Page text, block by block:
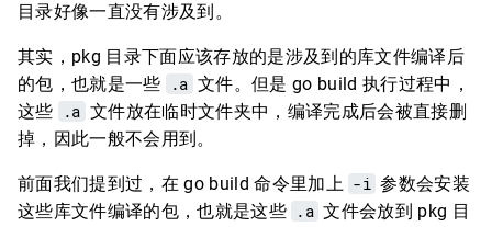
目录好像一直没有涉及到。
其实，pkg 目录下面应该存放的是涉及到的库文件编译后
的包，也就是一些
.a 文件。但是 go build 执行过程中，
这些
.a 文件放在临时文件夹中，编译完成后会被直接删
掉，因此一般不会用到。
前面我们提到过，在 go build 命令里加上 -i 参数会安装
这些库文件编译的包，也就是这些 .a 文件会放到 pkg 目